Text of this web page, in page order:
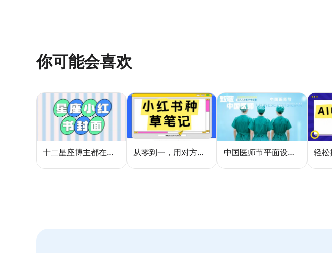
你可能会喜欢
十二星座博主都在用的封面密码，星座小红书封面标题这样写才吸睛 从零到一，用对方法让小红书种草笔记的流量自己找上门 中国医师节平面设计：一张海报如何讲好白衣故事